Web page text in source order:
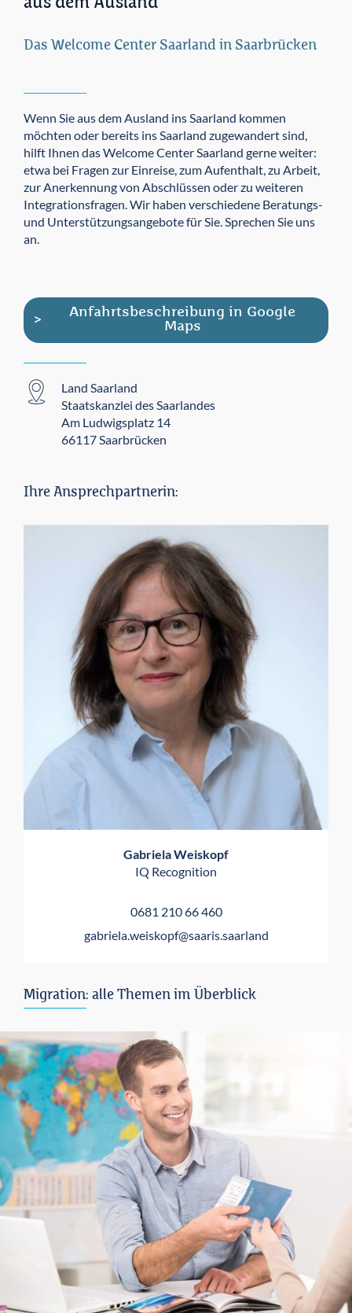
Das Welcome Center Saarland in Saarbrücken
Wenn Sie aus dem Ausland ins Saarland kommen
möchten oder bereits ins Saarland zugewandert sind,
hilft Ihnen das Welcome Center Saarland gerne weiter:
etwa bei Fragen zur Einreise, zum Aufenthalt, zu Arbeit,
zur Anerkennung von Abschlüssen oder zu weiteren
Integrationsfragen. Wir haben verschiedene Beratungs-
und Unterstützungsangebote für Sie. Sprechen Sie uns
an.
Anfahrtsbeschreibung in Google
Maps
Land Saarland
Staatskanzlei des Saarlandes
Am Ludwigsplatz 14
66117 Saarbrücken
Ihre Ansprechpartnerin:
Gabriela Weiskopf
IQ Recognition
0681 210 66 460
gabriela.weiskopf@saaris.saarland
Migration: alle Themen im Überblick